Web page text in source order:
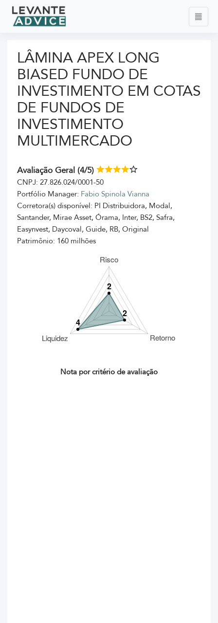
LÂMINA APEX LONG
BIASED FUNDO DE
INVESTIMENTO EM COTAS
DE FUNDOS DE
INVESTIMENTO
MULTIMERCADO
Avaliação Geral (4/5)
CNPJ: 27.826.024/0001-50
Portfólio Manager: Fabio Spinola Vianna
Corretora(s) disponível: PI Distribuidora, Modal,
Santander, Mirae Asset, Órama, Inter, BS2, Safra,
Easynvest, Daycoval, Guide, RB, Original
Patrimônio: 160 milhões
Nota por critério de avaliação